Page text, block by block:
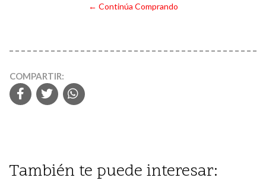
← Continúa Comprando
COMPARTIR:
También te puede interesar: